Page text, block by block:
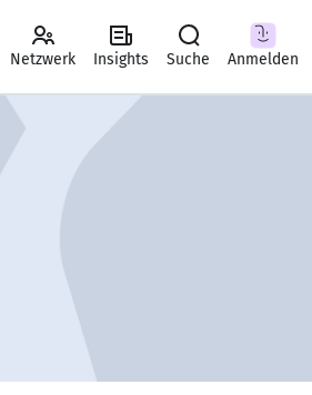
Netzwerk Insights Suche Anmelden